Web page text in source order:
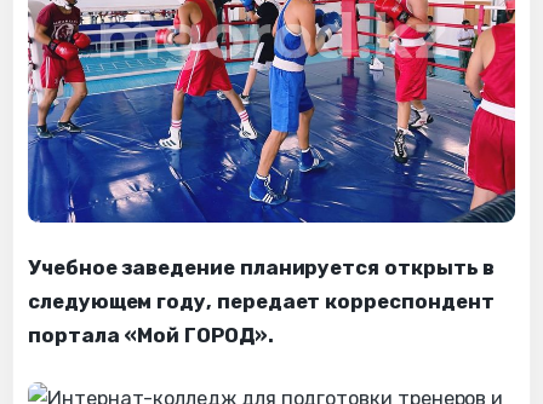
Учебное заведение планируется открыть в
следующем году, передает корреспондент
портала «Мой ГОРОД».